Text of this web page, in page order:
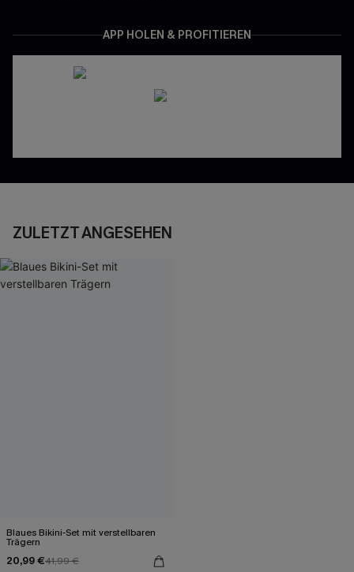
APP HOLEN & PROFITIEREN
ZULETZT ANGESEHEN
Blaues Bikini-Set mit verstellbaren
Trägern
20,99 €41,99 €